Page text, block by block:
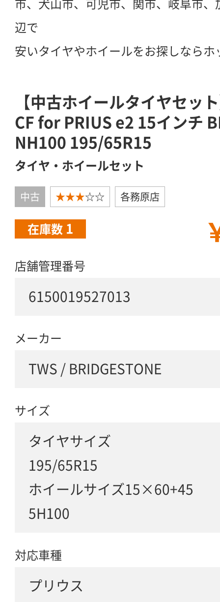
市、犬山市、可児市、関市、岐阜市
辺で
安いタイヤやホイールをお探しなら
【中古ホイールタイヤセッ
CF for PRIUS e2 15インチ
NH100 195/65R15
タイヤ・ホイールセット
中古 ★★★☆☆ 各務原店
在庫数 1
店舗管理番号
6150019527013
メーカー
TWS / BRIDGESTONE
サイズ
タイヤサイズ
195/65R15
ホイールサイズ15×60+45
5H100
対応車種
プリウス